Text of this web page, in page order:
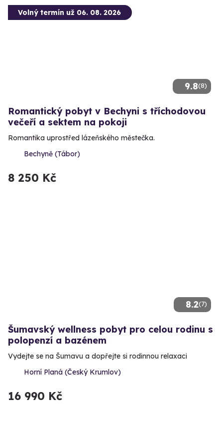
9.8(8)
Volný termín už 06. 08. 2026
Romantický pobyt v Bechyni s tříchodovou
večeří a sektem na pokoji
Romantika uprostřed lázeňského městečka.
Bechyně (Tábor)
8 250 Kč
8.2(7)
Šumavský wellness pobyt pro celou rodinu s
polopenzí a bazénem
Vydejte se na Šumavu a dopřejte si rodinnou relaxaci
Horní Planá (Český Krumlov)
16 990 Kč